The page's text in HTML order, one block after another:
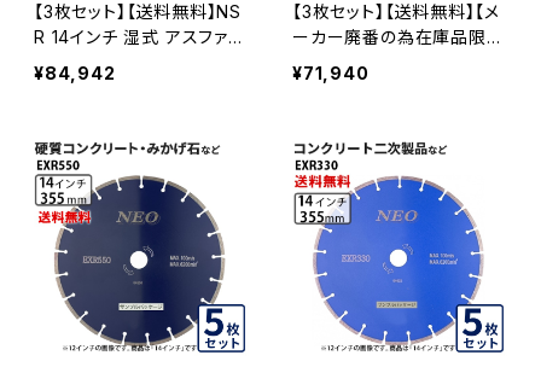
【3枚セット】【送料無料】NS
R 14インチ 湿式 アスファル
ト道路・コンクリート舗装面
兼用 一般道路カッター専用
ド カッターブレード 刃 NSR
-14-03
¥84,942
【3枚セット】【送料無料】【メ
ーカー廃番の為在庫品限
り】湿式 SC 道路 コンクリ
ート用 14インチ 一般道路
舗装面用 sc-355 SC-355
-03
¥71,940